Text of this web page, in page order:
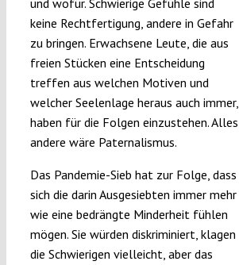
und wofür. Schwierige Gefühle sind
keine Rechtfertigung, andere in Gefahr
zu bringen. Erwachsene Leute, die aus
freien Stücken eine Entscheidung
treffen aus welchen Motiven und
welcher Seelenlage heraus auch immer,
haben für die Folgen einzustehen. Alles
andere wäre Paternalismus.
Das Pandemie-Sieb hat zur Folge, dass
sich die darin Ausgesiebten immer mehr
wie eine bedrängte Minderheit fühlen
mögen. Sie würden diskriminiert, klagen
die Schwierigen vielleicht, aber das